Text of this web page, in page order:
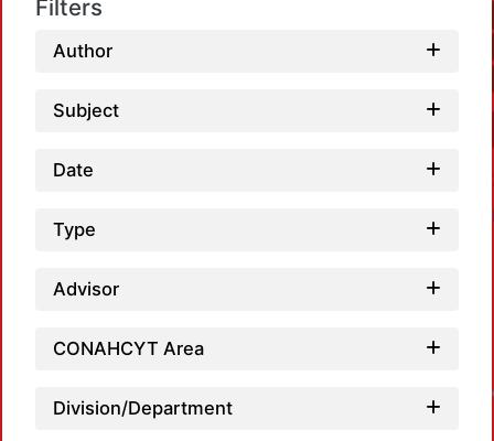
Filters
Author
Subject
Date
Type
Advisor
CONAHCYT Area
Division/Department